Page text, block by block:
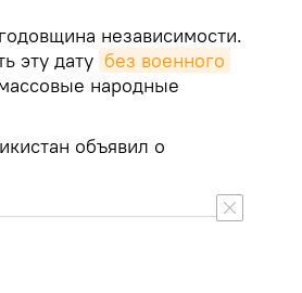
независимости.
эту дату без военного
народные
объявил о